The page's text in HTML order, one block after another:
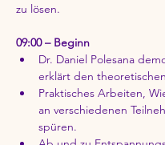
zu lösen.
09:00 – Beginn
Dr. Daniel Polesana
erklärt den
Praktisches Arbeiten,
an verschiedenen
spüren.